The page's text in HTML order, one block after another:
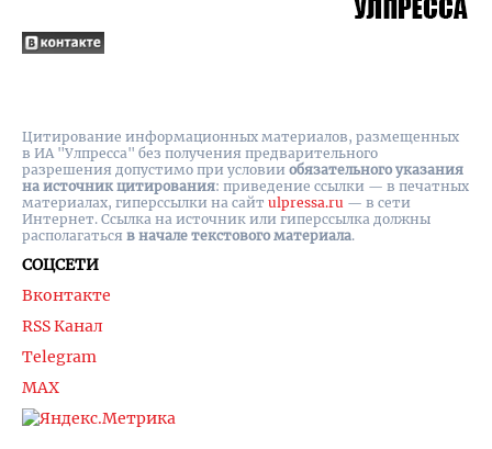
СОЦСЕТИ
Вконтакте
RSS Канал
Telegram
MAX
Цитирование информационных материалов, размещенных
в ИА "Улпресса" без получения предварительного
разрешения допустимо при условии обязательного указания
на источник цитирования: приведение ссылки — в печатных
материалах, гиперссылки на cайт ulpressa.ru — в сети
Интернет. Ссылка на источник или гиперссылка должны
располагаться в начале текстового материала.